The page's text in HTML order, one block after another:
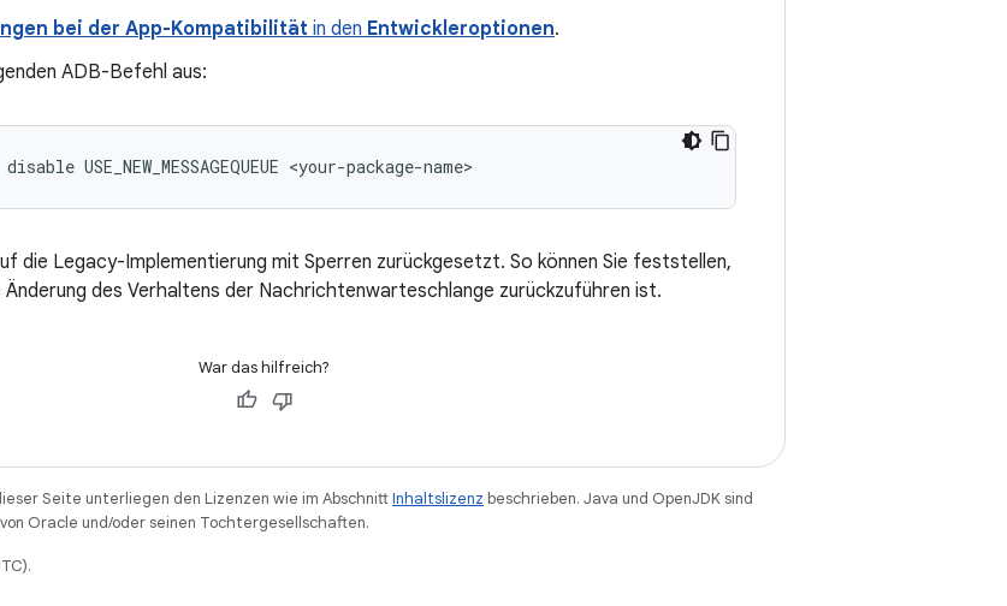
bei der App-Kompatibilität in den Entwickleroptionen.
ADB-Befehl aus:
die Legacy-Implementierung mit Sperren zurückgesetzt. So können Sie feststellen,
des Verhaltens der Nachrichtenwarteschlange zurückzuführen ist.
War das hilfreich?
Seite unterliegen den Lizenzen wie im AbschnittInhaltslizenz beschrieben. Java und OpenJDK sind
Oracle und/oder seinen Tochtergesellschaften.